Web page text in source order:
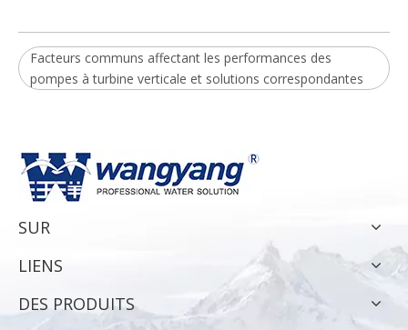
Facteurs communs affectant les performances des
pompes à turbine verticale et solutions correspondantes
SUR
LIENS
DES PRODUITS